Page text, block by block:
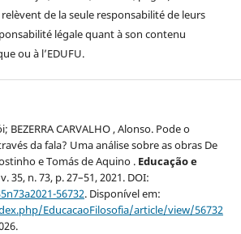
de la seule responsabilité de leurs
légale quant à son contenu
ou à l’EDUFU.
BEZERRA CARVALHO , Alonso. Pode o
da fala? Uma análise sobre as obras De
e Tomás de Aquino . Educação e
35, n. 73, p. 27–51, 2021. DOI:
56732. Disponível em:
EducacaoFilosofia/article/view/56732